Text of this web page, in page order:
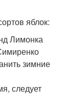
яблок:
Лимонка
зимние
следует